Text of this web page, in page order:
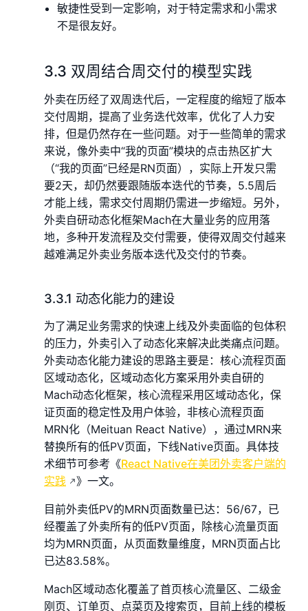
敏捷性受到一定影响，对于特定需求和小需求
不是很友好。
3.3 双周结合周交付的模型实践
外卖在历经了双周迭代后，一定程度的缩短了版本
交付周期，提高了业务迭代效率，优化了人力安
排，但是仍然存在一些问题。对于一些简单的需求
来说，像外卖中“我的页面”模块的点击热区扩大
（“我的页面”已经是RN页面），实际上开发只需
要2天，却仍然要跟随版本迭代的节奏，5.5周后
才能上线，需求交付周期仍需进一步缩短。另外，
外卖自研动态化框架Mach在大量业务的应用落
地，多种开发流程及交付需要，使得双周交付越来
越难满足外卖业务版本迭代及交付的节奏。
3.3.1 动态化能力的建设
为了满足业务需求的快速上线及外卖面临的包体积
的压力，外卖引入了动态化来解决此类痛点问题。
外卖动态化能力建设的思路主要是：核心流程页面
区域动态化，区域动态化方案采用外卖自研的
Mach动态化框架，核心流程采用区域动态化，保
证页面的稳定性及用户体验，非核心流程页面
MRN化（Meituan React Native），通过MRN来
替换所有的低PV页面，下线Native页面。具体技
术细节可参考《React Native在美团外卖客户端的
实践
》一文。
目前外卖低PV的MRN页面数量已达：56/67，已
经覆盖了外卖所有的低PV页面，除核心流量页面
均为MRN页面，从页面数量维度，MRN页面占比
已达83.58%。
Mach区域动态化覆盖了首页核心流量区、二级金
刚页、订单页、点菜页及搜索页，目前上线的模板